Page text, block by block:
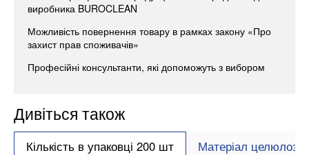
виробника BUROCLEAN
Можливість повернення товару в рамках закону «Про
захист прав споживачів»
Професійні консультанти, які допоможуть з вибором
Дивіться також
Кількість в упаковці 200 шт Матеріал целюлоза